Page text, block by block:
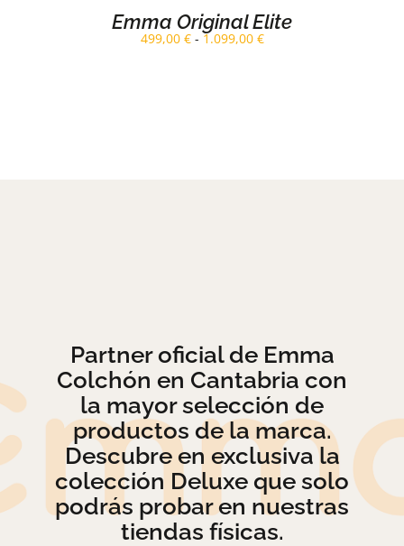
ELEGIR
EN
Emma Original Elite
499,00 € - 1.099,00 €Rango
Partner oficial de Emma
Colchón en Cantabria con
la mayor selección de
productos de la marca.
Descubre en exclusiva la
colección Deluxe que solo
podrás probar en nuestras
tiendas físicas.